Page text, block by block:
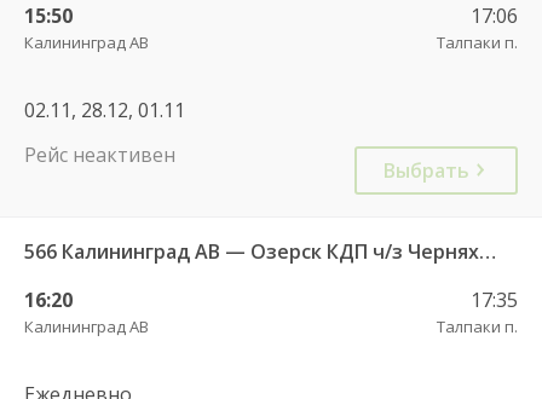
15:50
Калининград АВ
17:06
Талпаки п.
02.11, 28.12, 01.11
Рейс неактивен
Выбрать
566 Калининград АВ — Озерск КДП ч/з Черняховск АС
16:20
Калининград АВ
17:35
Талпаки п.